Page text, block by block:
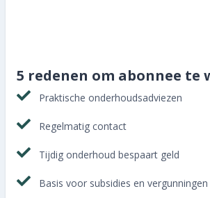
5 redenen om abonnee te
Praktische onderhoudsadviezen
Regelmatig contact
Tijdig onderhoud bespaart geld
Basis voor subsidies en vergunningen